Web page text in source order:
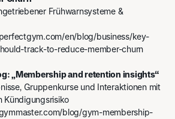
Frühwarnsysteme &
en/blog/business/key-
track-to-reduce-member-churn
„Membership and retention insights“
Gruppenkurse und Interaktionen mit
Kündigungsrisiko
blog/gym-membership-